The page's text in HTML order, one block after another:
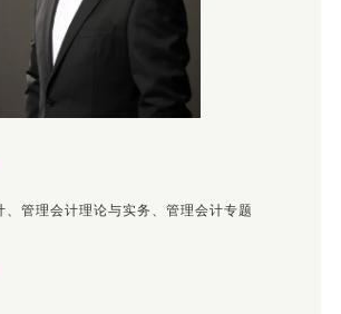
、管理会计理论与实务、管理会计专题